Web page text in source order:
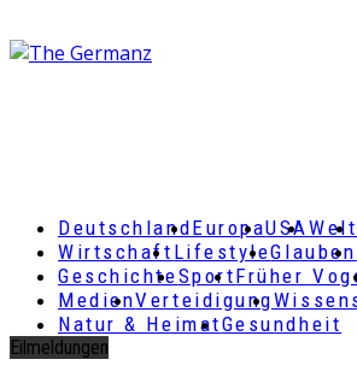
DeutschlandEuropaUSAWelt
Wirtschaft LifestyleGlauben
GeschichteSportFrüher
MedienVerteidigung
Natur & HeimatGesundheit
Eilmeldungen